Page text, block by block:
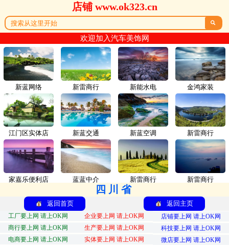
店铺 www.ok323.cn

欢迎加入汽车美饰网
新蓝网络 新雷商行
江门区实体店 新蓝交通
家嘉乐便利店 蓝蓝中介
新能水电 金鸿家装
新蓝空调 新雷商行
新雷商行 新雷商行
四川省
返回首页 返回主页
工厂要上网 请上OK网 企业要上网 请上OK网
店铺要上网 请上OK网
商行要上网 请上OK网
生产要上网 请上OK网
科技要上网 请上OK网
电商要上网 请上OK网
实体要上网 请上OK网 微店要上网 请上OK网